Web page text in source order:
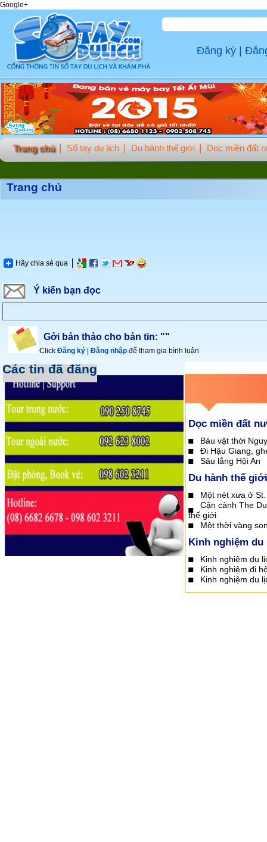
Google+
Đăng ký
Trang chủ Sổ tay du lịch Du hành thế giới Dọc miền đất
Trang chủ
Hãy chia sẻ qua
Ý kiến bạn đọc
Gởi bản thảo cho bản tin: ""
Click Đăng ký Đăng nhập để tham gia bình luận
Các tin đã đăng
Dọc miền đất
Báu vật thời
Đi Hậu Giang,
Sâu lắng Hội An
Du hành thế giới
Một nét xưa ở
Cận cảnh The
thế giới
Một thời vàng
Kinh nghiệm du
Kinh nghiệm du
Kinh nghiệm đi
Kinh nghiệm du